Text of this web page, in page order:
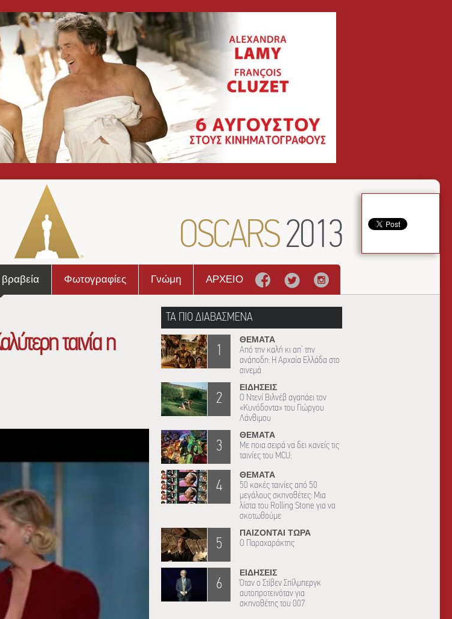
OSCARS2013
Φωτογραφίες Γνώμη ΑΡΧΕΙΟ
ταινία η
ΤΑ ΠΙΟ ΔΙΑΒΑΣΜΕΝΑ
1
ΘΕΜΑΤΑ
Από την καλή κι απ’ την
ανάποδη: Η Αρχαία Ελλάδα στο
σινεμά
2
ΕΙΔΗΣΕΙΣ
Ο Ντενί Βιλνέβ αγαπάει τον
«Κυνόδοντα» του Γιώργου
Λάνθιμου
3
ΘΕΜΑΤΑ
Με ποια σειρά να δει κανείς τις
ταινίες του MCU;
4
ΘΕΜΑΤΑ
50 κακές ταινίες από 50
μεγάλους σκηνοθέτες: Μια
λίστα του Rolling Stone για να
σκοτωθούμε
5
ΠΑΙΖΟΝΤΑΙ ΤΩΡΑ
Ο Παραχαράκτης
6
ΕΙΔΗΣΕΙΣ
Όταν ο Στίβεν Σπίλμπεργκ
αυτοπροτεινόταν για
σκηνοθέτης του 007